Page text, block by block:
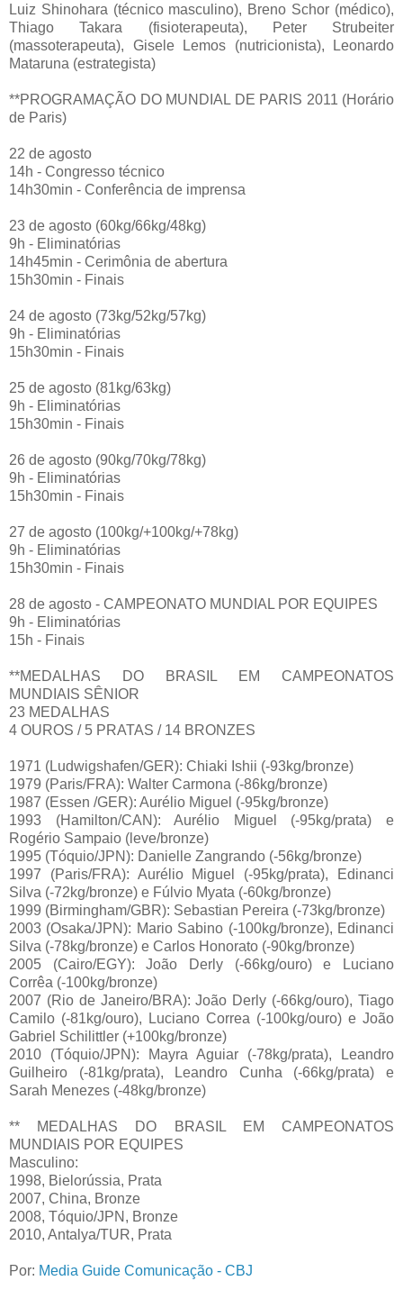
Luiz Shinohara (técnico masculino), Breno Schor (médico),
Thiago Takara (fisioterapeuta), Peter Strubeiter
(massoterapeuta), Gisele Lemos (nutricionista), Leonardo
Mataruna (estrategista)
**PROGRAMAÇÃO DO MUNDIAL DE PARIS 2011 (Horário
de Paris)
22 de agosto
14h - Congresso técnico
14h30min - Conferência de imprensa
23 de agosto (60kg/66kg/48kg)
9h - Eliminatórias
14h45min - Cerimônia de abertura
15h30min - Finais
24 de agosto (73kg/52kg/57kg)
9h - Eliminatórias
15h30min - Finais
25 de agosto (81kg/63kg)
9h - Eliminatórias
15h30min - Finais
26 de agosto (90kg/70kg/78kg)
9h - Eliminatórias
15h30min - Finais
27 de agosto (100kg/+100kg/+78kg)
9h - Eliminatórias
15h30min - Finais
28 de agosto - CAMPEONATO MUNDIAL POR EQUIPES
9h - Eliminatórias
15h - Finais
**MEDALHAS DO BRASIL EM CAMPEONATOS
MUNDIAIS SÊNIOR
23 MEDALHAS
4 OUROS / 5 PRATAS / 14 BRONZES
1971 (Ludwigshafen/GER): Chiaki Ishii (-93kg/bronze)
1979 (Paris/FRA): Walter Carmona (-86kg/bronze)
1987 (Essen /GER): Aurélio Miguel (-95kg/bronze)
1993 (Hamilton/CAN): Aurélio Miguel (-95kg/prata) e
Rogério Sampaio (leve/bronze)
1995 (Tóquio/JPN): Danielle Zangrando (-56kg/bronze)
1997 (Paris/FRA): Aurélio Miguel (-95kg/prata), Edinanci
Silva (-72kg/bronze) e Fúlvio Myata (-60kg/bronze)
1999 (Birmingham/GBR): Sebastian Pereira (-73kg/bronze)
2003 (Osaka/JPN): Mario Sabino (-100kg/bronze), Edinanci
Silva (-78kg/bronze) e Carlos Honorato (-90kg/bronze)
2005 (Cairo/EGY): João Derly (-66kg/ouro) e Luciano
Corrêa (-100kg/bronze)
2007 (Rio de Janeiro/BRA): João Derly (-66kg/ouro), Tiago
Camilo (-81kg/ouro), Luciano Correa (-100kg/ouro) e João
Gabriel Schilittler (+100kg/bronze)
2010 (Tóquio/JPN): Mayra Aguiar (-78kg/prata), Leandro
Guilheiro (-81kg/prata), Leandro Cunha (-66kg/prata) e
Sarah Menezes (-48kg/bronze)
** MEDALHAS DO BRASIL EM CAMPEONATOS
MUNDIAIS POR EQUIPES
Masculino:
1998, Bielorússia, Prata
2007, China, Bronze
2008, Tóquio/JPN, Bronze
2010, Antalya/TUR, Prata
Por: Media Guide Comunicação - CBJ